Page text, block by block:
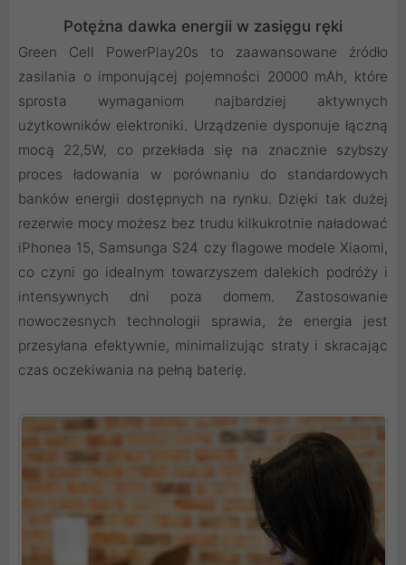
Potężna dawka energii w zasięgu ręki
Green Cell PowerPlay20s to zaawansowane źródło
zasilania o imponującej pojemności 20000 mAh, które
sprosta wymaganiom najbardziej aktywnych
użytkowników elektroniki. Urządzenie dysponuje łączną
mocą 22,5W, co przekłada się na znacznie szybszy
proces ładowania w porównaniu do standardowych
banków energii dostępnych na rynku. Dzięki tak dużej
rezerwie mocy możesz bez trudu kilkukrotnie naładować
iPhonea 15, Samsunga S24 czy flagowe modele Xiaomi,
co czyni go idealnym towarzyszem dalekich podróży i
intensywnych dni poza domem. Zastosowanie
nowoczesnych technologii sprawia, że energia jest
przesyłana efektywnie, minimalizując straty i skracając
czas oczekiwania na pełną baterię.